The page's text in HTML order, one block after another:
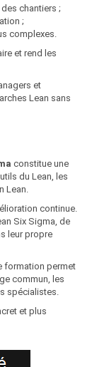
chantiers ;
;
complexes.
et rend les
et
Lean sans
constitue une
du Lean, les
Lean.
continue.
Six Sigma, de
leur propre
formation permet
commun, les
spécialistes.
et plus